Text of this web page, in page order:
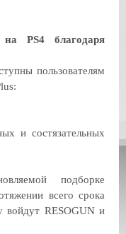
PS4 благодаря
пользователям
и состязательных
подборке
всего срока
войдут RESOGUN и